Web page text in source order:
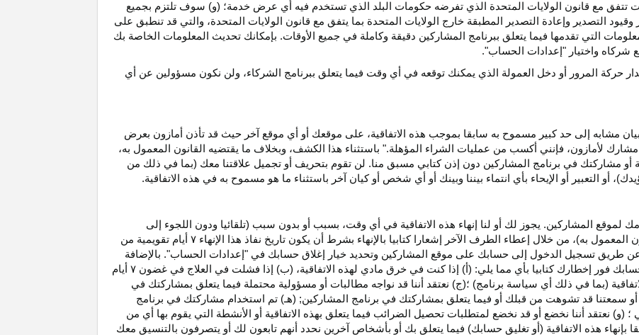
تتفق مع قانون الولايات المتحدة الذي تفرضه حكومات البلد الذي تستخدم فيه أي عرض خدمة؛ (و) سوف تلتزم بجميع
وقيود التصدير وإعادة التصدير المطبقة خارج الولايات المتحدة بما يتفق مع قانون الولايات المتحدة، والتي قد تنطبق على
التي تقدمها فيما يتعلق ببرنامج المشاركين دقيقة وكاملة في جميع الأوقات. بإمكانك تحديث المعلومات الخاصة بك
واختيار "إعدادات الحساب".
حركة المرور أو دخل العمولة الذي يمكنك توقعه في أي وقت فيما يتعلق ببرنامج الشركاء، ولن نكون مسؤولين عن أي
مشابه إلى حد كبير مسموح به سابقا بموجب هذه الاتفاقية، على موقعك أو أي موقع آخر حيث قد تأذن أمازون بعرض
لأمازون، فإنني أكسب من عمليات الشراء المؤهلة." باستثناء هذا الكشف، وبخلاف ما يقتضيه القانون المعمول به،
أو مشاركتك في برنامج المشاركين دون إذن كتابي مسبق منا. لن تقوم بتحريف أو تجميل علاقتنا معك (بما في ذلك من
أو التعبير أو الإيحاء بأي انتماء بيننا وبينك أو أي شخص أو كيان آخر باستثناء ما هو مسموح به في هذه الاتفاقية.
لموقع المشاركين. يجوز لك أو لنا إنهاء هذه الاتفاقية في أي وقت، بسبب أو بدون سبب (تلقائيا ودون اللجوء إلى
به)، من خلال إعطاء الطرف الآخر إشعارا كتابيا بالإنهاء بشرط أن يكون تاريخ نفاذ هذا الإنهاء ۷ أيام تقويمية من
عن طريق تسجيل الدخول إلى حسابك على موقع المشاركين وتحديد خيار إغلاق حسابك في "إعدادات الحساب". بالإضافة
حسابك فور إخطارك كتابيا بأي مما يلي: (أ) إذا كنت في خرق مادي لهذه الاتفاقية، (ب) إذا فشلت في العلاج في غضون ۷ أيام
(بما في ذلك أي سياسة برنامج) ؛(ج) نعتقد أننا قد نواجه مطالبات أو مسؤولية محتملة فيما يتعلق بمشاركتك في
أو سمعتنا قد تشوهت من قبلك أو فيما يتعلق بمشاركتك في برنامج المشاركين; (هـ) تم استخدام مشاركتك في برنامج
؛ (و) نعتقد أننا نخضع أو قد نخضع لمتطلبات تحصيل الضرائب فيما يتعلق بهذه الاتفاقية أو الأنشطة التي يقوم بها أي من
بإنهاء هذه الاتفاقية (أو تغليق حسابك) فيما يتعلق بك أو بأشخاص آخرين نحدد أنهم تابعون لك أو يتصرفون بالتنسيق معك